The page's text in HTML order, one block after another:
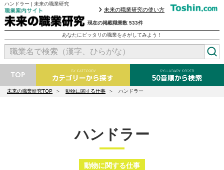
ハンドラー | 未来の職業研究
現在の掲載職業数 533件
あなたにピッタリの職業をさがしてみよう！
未来の職業研究の使い方
未来の職業研究TOP 動物に関する仕事 ハンドラー
ハンドラー
動物に関する仕事